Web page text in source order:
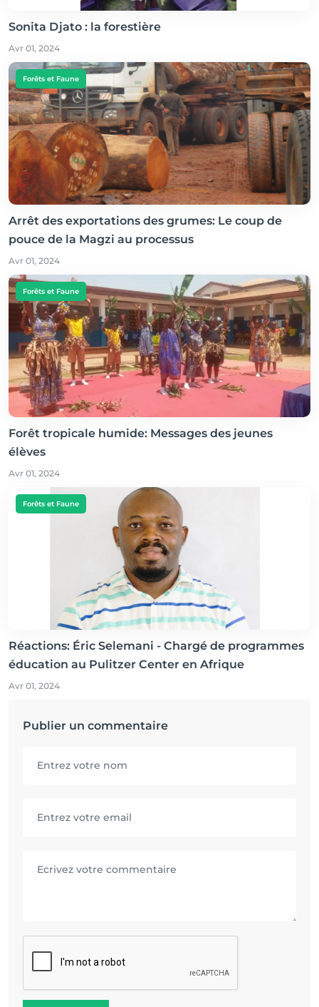
Sonita Djato : la forestière
Avr 01, 2024
Forêts et Faune
Arrêt des exportations des grumes: Le coup de
pouce de la Magzi au processus
Avr 01, 2024
Forêts et Faune
Forêt tropicale humide: Messages des jeunes
élèves
Avr 01, 2024
Forêts et Faune
Réactions: Éric Selemani - Chargé de programmes
éducation au Pulitzer Center en Afrique
Avr 01, 2024
Publier un commentaire